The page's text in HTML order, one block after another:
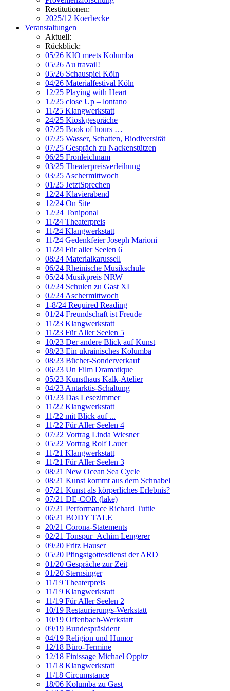
Restitutionen:
2025/12 Koerbecke
Veranstaltungen
Aktuell:
Rückblick:
05/26 KIO meets Kolumba
05/26 Au travail!
05/26 Schauspiel Köln
04/26 Materialfestival Köln
12/25 Playing with Heart
12/25 close Up – lontano
11/25 Klangwerkstatt
24/25 Kioskgespräche
07/25 Book of hours …
07/25 Wasser, Schatten, Biodiversität
07/25 Gespräch zu Nackenstützen
06/25 Fronleichnam
03/25 Theaterpreisverleihung
03/25 Aschermittwoch
01/25 JetztSprechen
12/24 Klavierabend
12/24 On Site
12/24 Toniponal
11/24 Theaterpreis
11/24 Klangwerkstatt
11/24 Gedenkfeier Joseph Marioni
11/24 Für aller Seelen 6
08/24 Materialkarussell
06/24 Rheinische Musikschule
05/24 Musikpreis NRW
02/24 Schulen zu Gast XI
02/24 Aschermittwoch
1-8/24 Required Reading
01/24 Freundschaft ist Freude
11/23 Klangwerkstatt
11/23 Für Aller Seelen 5
10/23 Der andere Blick auf Kunst
08/23 Ein ukrainisches Kolumba
08/23 Bücher-Sonderverkauf
06/23 Un Film Dramatique
05/23 Kunsthaus Kalk-Atelier
04/23 Antarktis-Schaltung
01/23 Das Lesezimmer
11/22 Klangwerkstatt
11/22 mit Blick auf ...
11/22 Für Aller Seelen 4
07/22 Vortrag Linda Wiesner
05/22 Vortrag Rolf Lauer
11/21 Klangwerkstatt
11/21 Für Aller Seelen 3
08/21 New Ocean Sea Cycle
08/21 Kunst kommt aus dem Schnabel
07/21 Kunst als körperliches Erlebnis?
07/21 DE-COR (lake)
07/21 Performance Richard Tuttle
06/21 BODY TALE
20/21 Corona-Statements
02/21 Tonspur_Achim Lengerer
09/20 Fritz Hauser
05/20 Pfingstgottesdienst der ARD
01/20 Gespräche zur Zeit
01/20 Sternsinger
11/19 Theaterpreis
11/19 Klangwerkstatt
11/19 Für Aller Seelen 2
10/19 Restaurierungs-Werkstatt
10/19 Offenbach-Werkstatt
09/19 Bundespräsident
04/19 Religion und Humor
12/18 Büro-Termine
12/18 Finissage Michael Oppitz
11/18 Klangwerkstatt
11/18 Circumstance
18/06 Kolumba zu Gast